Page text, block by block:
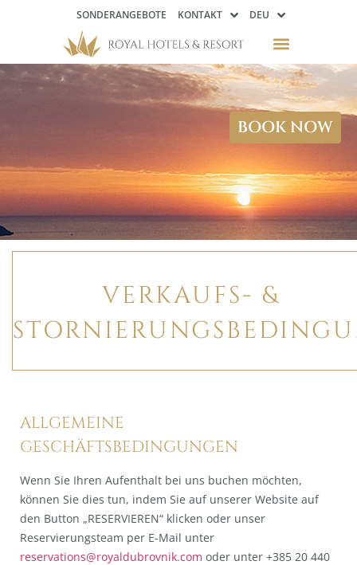
SONDERANGEBOTE KONTAKT DEU
VERKAUFS- &
ALLGEMEINE
GESCHÄFTSBEDINGUNGEN
Wenn Sie Ihren Aufenthalt bei uns buchen möchten,
können Sie dies tun, indem Sie auf unserer Website auf
den Button „RESERVIEREN“ klicken oder unser
Reservierungsteam per E-Mail unter
reservations@royaldubrovnik.com oder unter +385 20 440
BOOK NOW